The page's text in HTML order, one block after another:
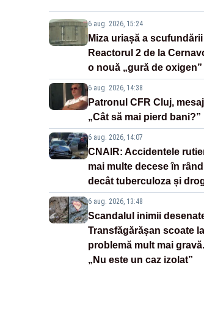
6 aug. 2026, 15:24
Miza uriașă a
Reactorul 2 de la
o nouă „gură de oxigen”
6 aug. 2026, 14:38
Patronul CFR Cluj,
„Cât să mai pierd bani?”
6 aug. 2026, 14:07
CNAIR: Accidentele
mai multe decese în
decât tuberculoza și
6 aug. 2026, 13:48
Scandalul inimii
Transfăgărășan scoate
problemă mult mai
„Nu este un caz izolat”